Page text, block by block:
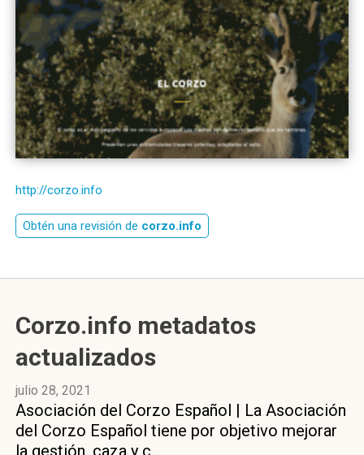
http://corzo.info
Obtén una revisión de corzo.info
Corzo.info metadatos
actualizados
julio 28, 2021
Asociación del Corzo Español | La Asociación
del Corzo Español tiene por objetivo mejorar
la gestión, caza y c...